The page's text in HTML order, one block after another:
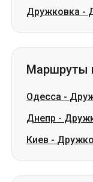
Дружковка -
Маршруты
Одесса -
Днепр -
Киев -